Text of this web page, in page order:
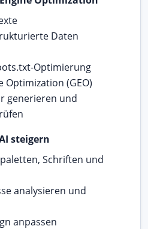
Daten
Optimierung
Optimization (GEO)
generieren und
steigern
Schriften und
analysieren und
anpassen